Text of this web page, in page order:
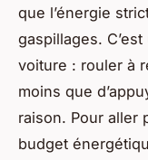
que l’énergie
gaspillages.
voiture : rouler à
moins que
raison. Pour aller
budget